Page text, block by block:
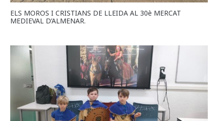
ELS MOROS I CRISTIANS DE LLEIDA AL 30è MERCAT
MEDIEVAL D’ALMENAR.